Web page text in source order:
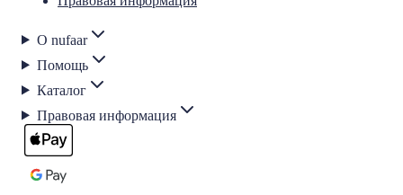
О nufaar
Помощь
Каталог
Правовая информация